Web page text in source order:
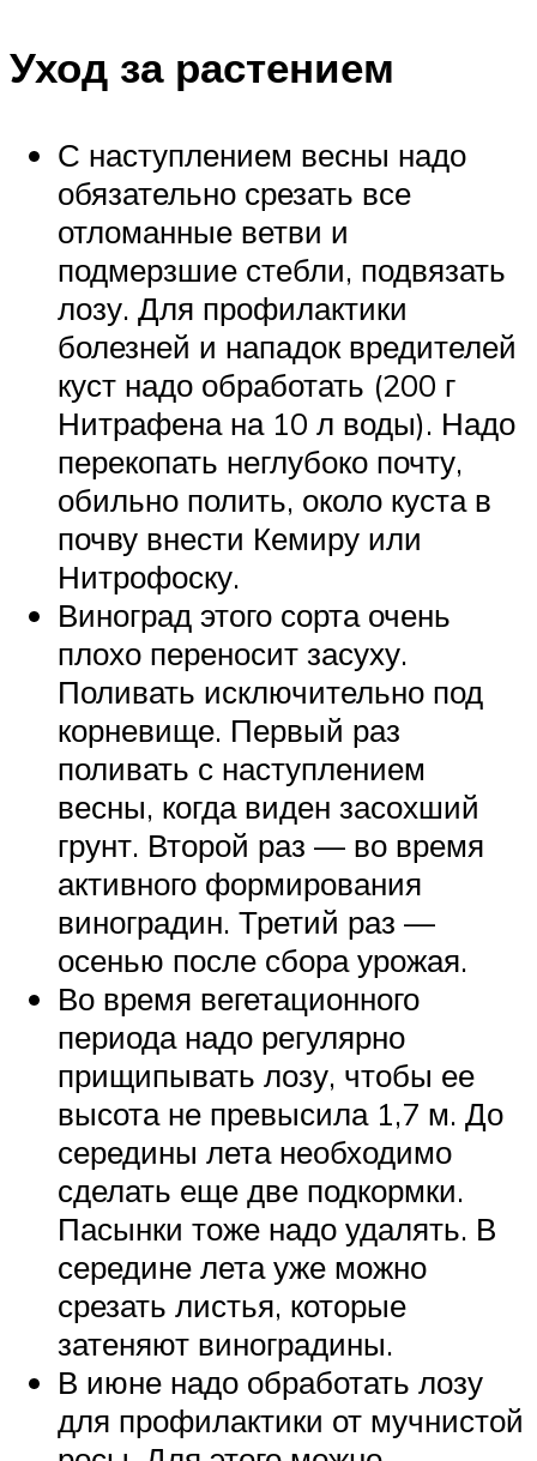
Уход за растением
С наступлением весны надо
обязательно срезать все
отломанные ветви и
подмерзшие стебли, подвязать
лозу. Для профилактики
болезней и нападок вредителей
куст надо обработать (200 г
Нитрафена на 10 л воды). Надо
перекопать неглубоко почту,
обильно полить, около куста в
почву внести Кемиру или
Нитрофоску.
Виноград этого сорта очень
плохо переносит засуху.
Поливать исключительно под
корневище. Первый раз
поливать с наступлением
весны, когда виден засохший
грунт. Второй раз — во время
активного формирования
виноградин. Третий раз —
осенью после сбора урожая.
Во время вегетационного
периода надо регулярно
прищипывать лозу, чтобы ее
высота не превысила 1,7 м. До
середины лета необходимо
сделать еще две подкормки.
Пасынки тоже надо удалять. В
середине лета уже можно
срезать листья, которые
затеняют виноградины.
В июне надо обработать лозу
для профилактики от мучнистой